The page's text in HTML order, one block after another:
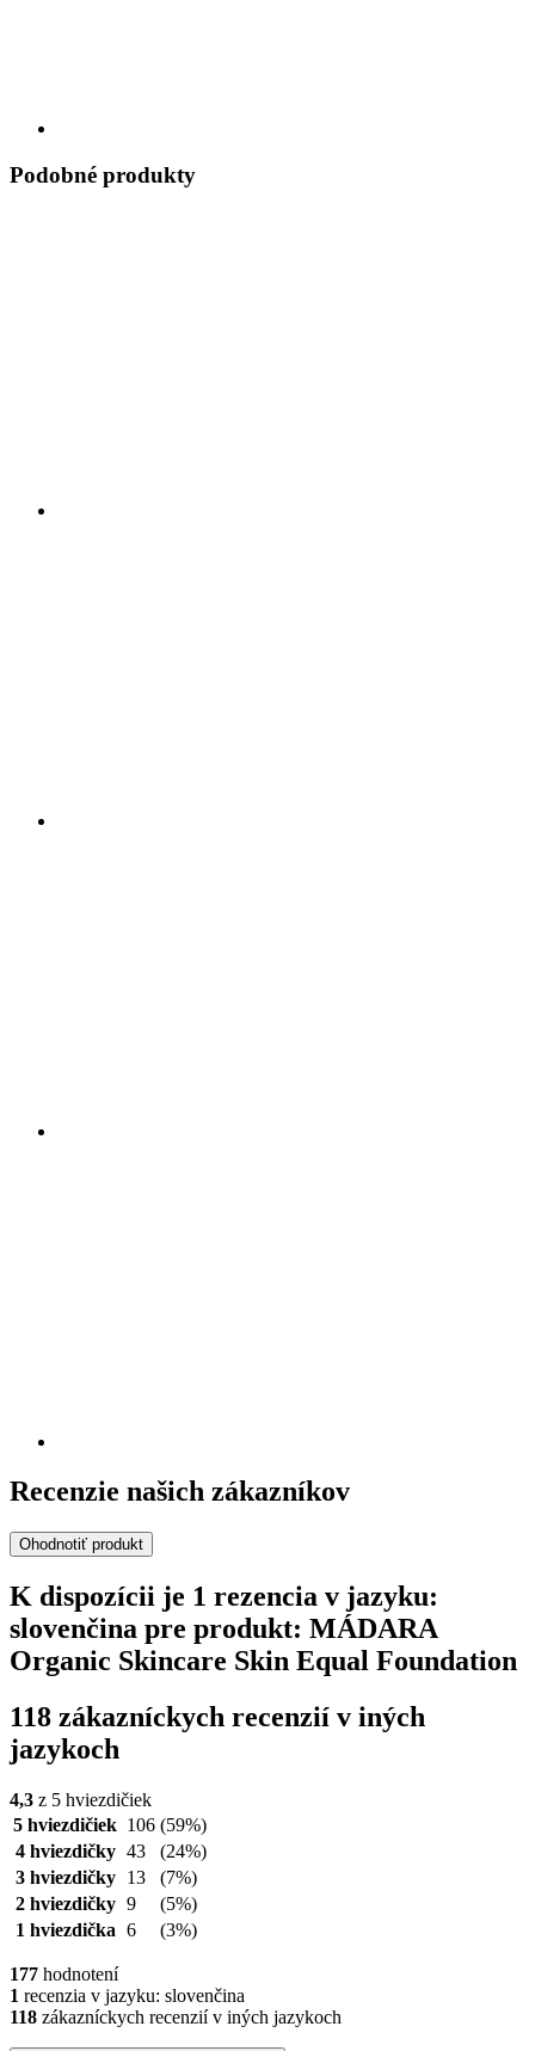
Podobné produkty
Recenzie našich zákazníkov
Ohodnotiť produkt
K dispozícii je 1 rezencia v jazyku:
slovenčina pre produkt: MÁDARA
Organic Skincare Skin Equal Foundation
118 zákazníckych recenzií v iných
jazykoch
4,3 z 5 hviezdičiek
5 hviezdičiek 106 (59%)
4 hviezdičky 43
(24%)
3 hviezdičky
13
(7%)
2 hviezdičky 9
(5%)
1 hviezdička 6 (3%)
177 hodnotení
1 recenzia v jazyku: slovenčina
118 zákazníckych recenzií v iných jazykoch